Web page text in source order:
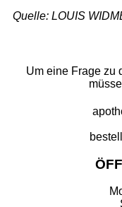
Quelle: LOUIS
Um eine Frage zu